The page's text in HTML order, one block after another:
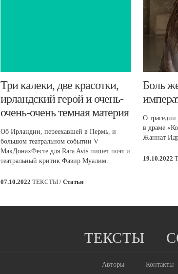
Три ​калеки, две красотки,
ирландский герой и очень-
очень-очень темная материя
Об Ирландии, переехавшей в Пермь, и
большом театральном событии V
МакДонахФесте для Rara Avis пишет поэт и
театральный критик Фазир Муалим.
07.10.2022 ТЕКСТЫ / Статьи
​Боль
О трагедии
в драме
Жаннат
19.10.2022
ТЕКСТЫ
Авторы Контакты